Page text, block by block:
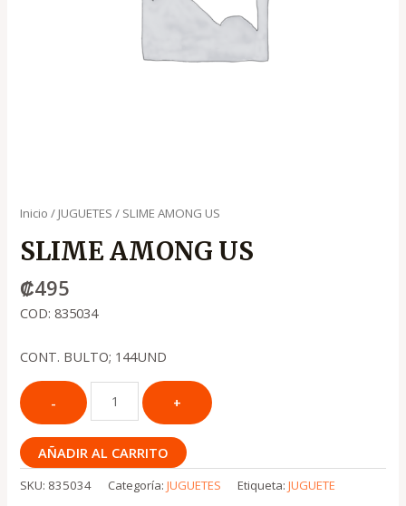
Inicio / JUGUETES / SLIME AMONG US
SLIME AMONG US
₡495
COD: 835034
CONT. BULTO; 144UND
AÑADIR AL CARRITO
SKU: 835034 Categoría:JUGUETES Etiqueta:JUGUETE